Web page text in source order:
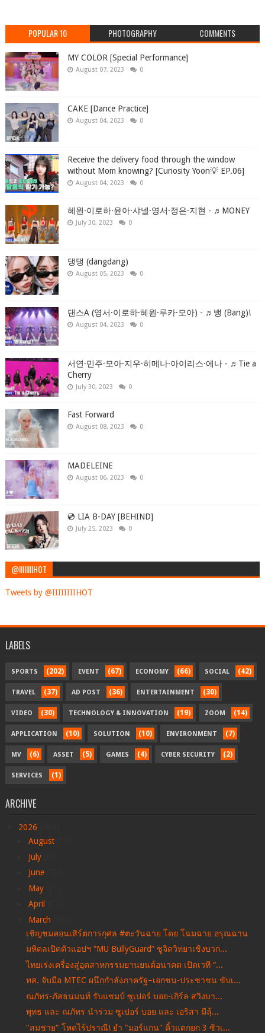
POPULAR 10 PHOTOGRAPHY COMMENTS
MY COLOR [Special Performance]
August 07, 2023 0
CAKE [Dance Practice]
August 04, 2023 0
Receive the delivery food through the window
without Mom knowing? [Curiosity Yoon💡 EP.06]
August 04, 2023 0
혜원·이로하·윤아·샤넬·영서·정은·지현 - ♬MONEY
July 30, 2023 0
댕댕 (dangdang)
August 05, 2023 0
댄스A (영서·이로하·혜원·루카·모아) - ♬뱅 (Bang)!
August 04, 2023 0
서연·민주·모아·지우·히메나·아이리스·에나 - ♬Tie a
Cherry
July 30, 2023 0
Fast Forward
August 08, 2023 0
MADELEINE
August 06, 2023 0
💿 LIA B-DAY [BEHIND]
July 25, 2023 0
@IIIIIIIIHOT
Tweets by @IIIIIIIIHOT
LABELS
SPORTS (202) EVENT (67) ECONOMY (66) SOCIAL (42)
TRAVEL (37) AD POST (36) ENTERTAINMENT (30)
VIDEO (30) TECHNOLOGY & INNOVATION (19) ZOOM (14)
APPLICATION (10) SOLUTION (10) ENVIRONMENT (7)
MV (6) ASSET (5) GAMES (4) CYBER SECURITY (2)
SERVICES (1)
ARCHIVE
2026
August
July
June
May
April
March
เชิญชมคอนเสิร์ตการกุศล #ตะวันฉาย โดย โฉมฉาย อรุณฉาน
มหิดลเปิดตัวแอปฯ “MU BullyGuard” ชูจิตวิทยาเชิงบวก...
ไทยเร่งเครื่องสู่อุตสาหกรรมยานยนต์อนาคต เปิดเวที “...
ทส. จับมือ MTEC ผนึกกำลังภาครัฐ–เอกชน-ประชาชน ขับเ...
ณภัทร-ภัสธนมนท์ รับแชมป์ ซูเปอร์ บอย-เกิร์ล สวิงบา...
พุทธ และ ณภัทร นำร่วม ซูเปอร์ บอย และ เอริสา มีลุ้...
"สมชาย" โหดไร้ปราณี! ยำ "มอร์แกน" คิ้วแตกยก 3 ซิวเ...